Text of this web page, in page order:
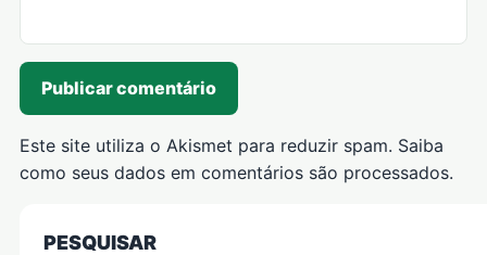
Este site utiliza o Akismet para reduzir spam. Saiba
como seus dados em comentários são processados.
PESQUISAR